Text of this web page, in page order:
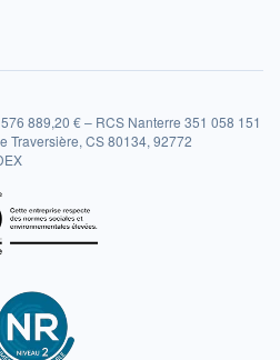
889,20 € – RCS Nanterre 351 058 151
Traversière, CS 80134, 92772